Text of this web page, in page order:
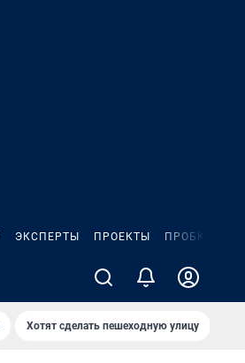
ЭКСПЕРТЫ ПРОЕКТЫ ПРОБКИ
Хотят сделать пешеходную улицу